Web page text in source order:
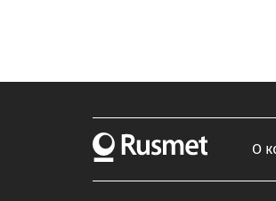
О